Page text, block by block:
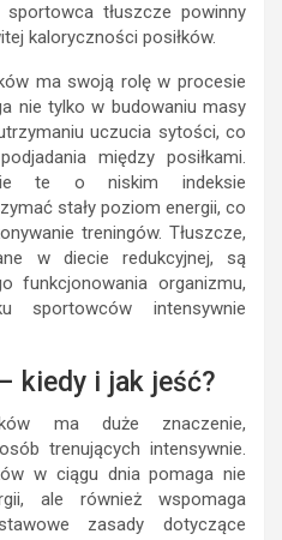
sportowca tłuszcze powinny
kaloryczności posiłków.
ma swoją rolę w procesie
nie tylko w budowaniu masy
uczucia sytości, co
między posiłkami.
te o niskim indeksie
stały poziom energii, co
treningów. Tłuszcze,
w diecie redukcyjnej, są
funkcjonowania organizmu,
sportowców intensywnie
kiedy i jak jeść?
ma duże znaczenie,
trenujących intensywnie.
w ciągu dnia pomaga nie
ale również wspomaga
zasady dotyczące